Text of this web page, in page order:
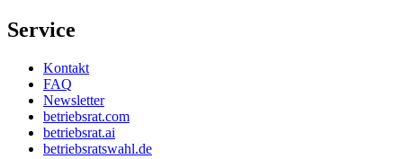
Service
Kontakt
FAQ
Newsletter
betriebsrat.com
betriebsrat.ai
betriebsratswahl.de